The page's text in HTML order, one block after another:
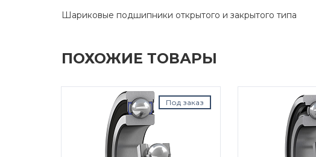
Шариковые подшипники открытого и закрытого типа
ПОХОЖИЕ ТОВАРЫ
Под заказ